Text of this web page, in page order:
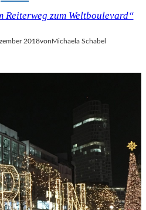
Reiterweg zum Weltboulevard“
2018von Michaela Schabel